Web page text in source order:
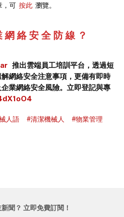
，可 按此 瀏覽。
網 絡 安 全 防 線 ？
推出雲端員工培訓平台，透過短
網絡安全注意事項，更備有即時
業網絡安全風險。立即登記與專
人語 #清潔機械人 #物業管理
聞？ 立即免費訂閱！